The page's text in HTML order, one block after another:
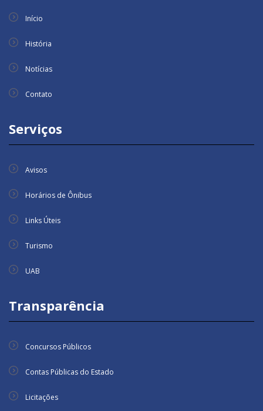
Início
História
Notícias
Contato
Serviços
Avisos
Horários de Ônibus
Links Úteis
Turismo
UAB
Transparência
Concursos Públicos
Contas Públicas do Estado
Licitações